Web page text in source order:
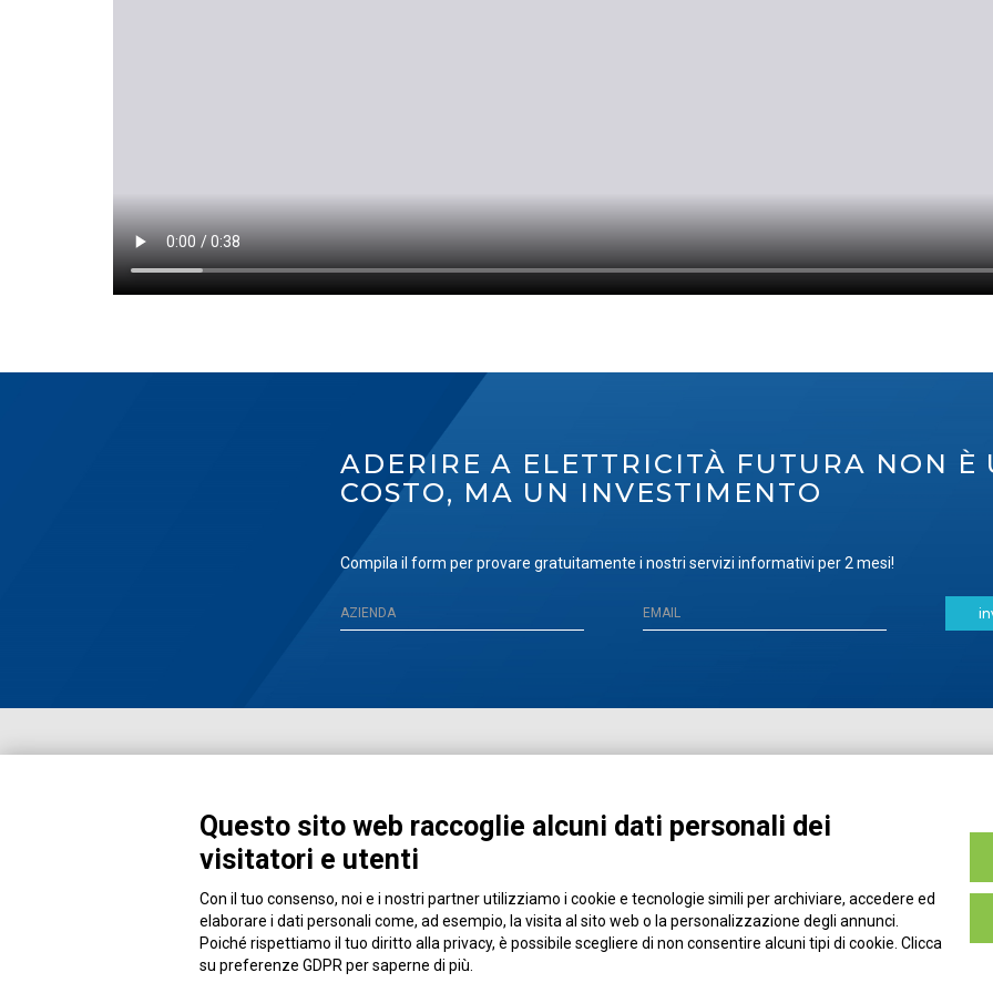
ADERIRE A ELETTRICITÀ FUTURA NON È
COSTO, MA UN INVESTIMENTO
Compila il form per provare gratuitamente i nostri servizi informativi per 2 mesi!
Piazza Alessandria, 24 - 00198 Roma
Registrati
MyPage
Filo diretto
Policy
Media
Eventi e Formazione
Credits
Questo sito web raccoglie alcuni dati personali dei
visitatori e utenti
Con il tuo consenso, noi e i nostri partner utilizziamo i cookie e tecnologie simili per archiviare, accedere ed
elaborare i dati personali come, ad esempio, la visita al sito web o la personalizzazione degli annunci.
Poiché rispettiamo il tuo diritto alla privacy, è possibile scegliere di non consentire alcuni tipi di cookie. Clicca
su preferenze GDPR per saperne di più.